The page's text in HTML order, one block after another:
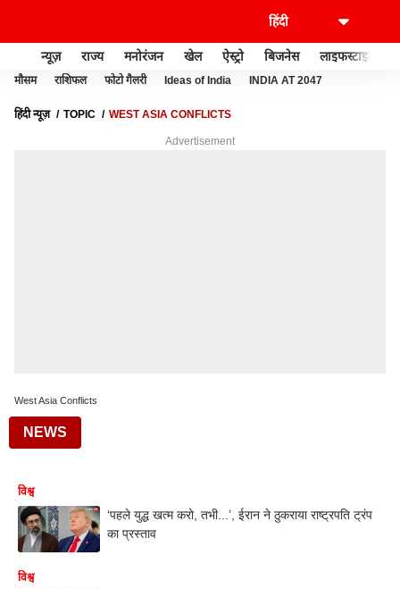
न्यूज़ राज्य मनोरंजन खेल ऐस्ट्रो बिजनेस लाइफस्टाइल
मौसम राशिफल फोटो गैलरी Ideas of India INDIA AT 2047
हिंदी न्यूज़ TOPIC WEST ASIA CONFLICTS
Advertisement
West Asia Conflicts
NEWS
विश्व
‘पहले युद्ध खत्म करो, तभी...’, ईरान ने ठुकराया राष्ट्रपति ट्रंप
का प्रस्ताव
विश्व